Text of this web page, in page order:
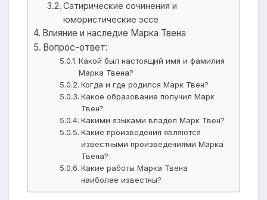
Сатирические сочинения и
юмористические эссе
Влияние и наследие Марка Твена
Вопрос-ответ:
Какой был настоящий имя и фамилия
Марка Твена?
Когда и где родился Марк Твен?
Какое образование получил Марк
Твен?
Какими языками владел Марк Твен?
Какие произведения являются
известными произведениями Марка
Твена?
Какие работы Марка Твена
наиболее известны?